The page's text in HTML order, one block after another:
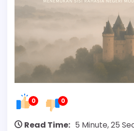
0 0
Read Time: 5 Minute, 25